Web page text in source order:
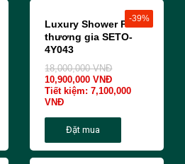
-39%
Luxury Shower Panel
thương gia SETO-
4Y043
18,000,000VNĐ
10,900,000VNĐ
Tiết kiệm:7,100,000
VNĐ
Đặt mua